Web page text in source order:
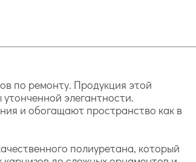
по ремонту. Продукция этой
элегантности.
и обогащают пространство как в
полиуретана, который